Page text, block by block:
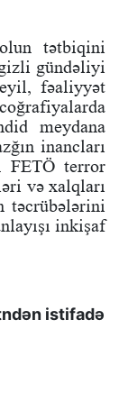
tətbiqini
gündəliyi
fəaliyyət
meydana
inancları
FETÖ terror
və xalqları
təcrübələrini
inkişaf
istifadə